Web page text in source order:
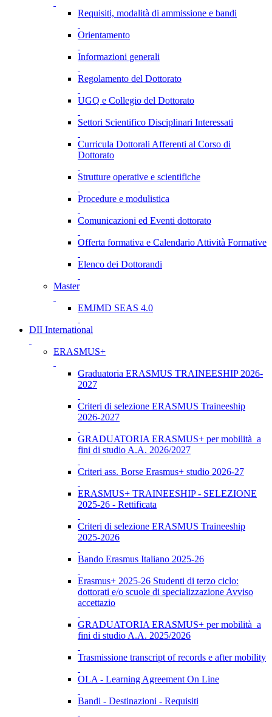
Requisiti, modalità di ammissione e bandi
Orientamento
Informazioni generali
Regolamento del Dottorato
UGQ e Collegio del Dottorato
Settori Scientifico Disciplinari Interessati
Curricula Dottorali Afferenti al Corso di
Dottorato
Strutture operative e scientifiche
Procedure e modulistica
Comunicazioni ed Eventi dottorato
Offerta formativa e Calendario Attività Formative
Elenco dei Dottorandi
Master
EMJMD SEAS 4.0
DII International
ERASMUS+
Graduatoria ERASMUS TRAINEESHIP 2026-
2027
Criteri di selezione ERASMUS Traineeship
2026-2027
GRADUATORIA ERASMUS+ per mobilità a
fini di studio A.A. 2026/2027
Criteri ass. Borse Erasmus+ studio 2026-27
ERASMUS+ TRAINEESHIP - SELEZIONE
2025-26 - Rettificata
Criteri di selezione ERASMUS Traineeship
2025-2026
Bando Erasmus Italiano 2025-26
Erasmus+ 2025-26 Studenti di terzo ciclo:
dottorati e/o scuole di specializzazione Avviso
accettazio
GRADUATORIA ERASMUS+ per mobilità a
fini di studio A.A. 2025/2026
Trasmissione transcript of records e after mobility
OLA - Learning Agreement On Line
Bandi - Destinazioni - Requisiti